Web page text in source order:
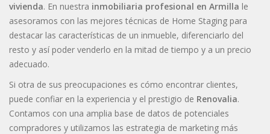
vivienda. En nuestra inmobiliaria profesional en Armilla le
asesoramos con las mejores técnicas de Home Staging para
destacar las características de un inmueble, diferenciarlo del
resto y así poder venderlo en la mitad de tiempo y a un precio
adecuado.
Si otra de sus preocupaciones es cómo encontrar clientes,
puede confiar en la experiencia y el prestigio de Renovalia.
Contamos con una amplia base de datos de potenciales
compradores y utilizamos las estrategia de marketing más